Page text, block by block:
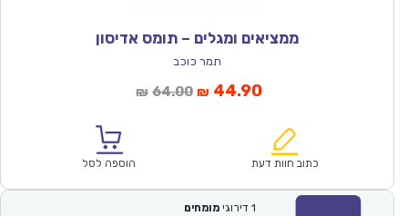
ממציאים ומגלים – תומס אדיסון
תמר כוכב
₪ 64.00המחיר
₪64.00.
₪ 44.90המחיר
הוא:
כתוב חוות דעת הוספה לסל
1 דירוגי מומחים